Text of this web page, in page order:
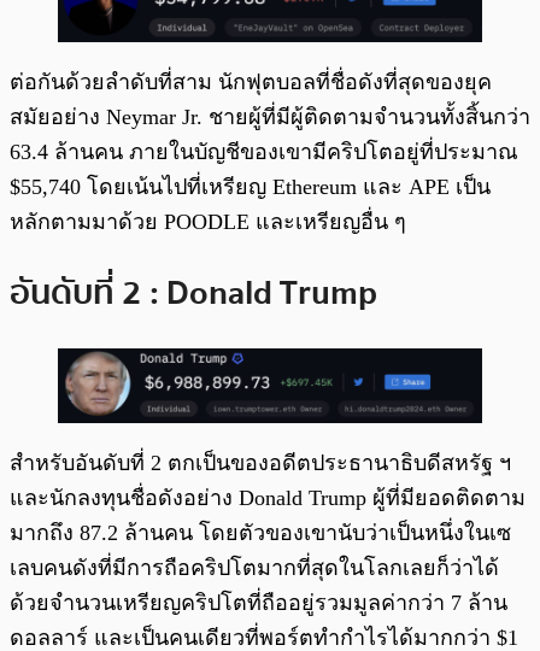
ต่อกันด้วยลำดับที่สาม นักฟุตบอลที่ชื่อดังที่สุดของยุค
สมัยอย่าง Neymar Jr. ชายผู้ที่มีผู้ติดตามจำนวนทั้งสิ้นกว่า
63.4 ล้านคน ภายในบัญชีของเขามีคริปโตอยู่ที่ประมาณ
$55,740 โดยเน้นไปที่เหรียญ Ethereum และ APE เป็น
หลักตามมาด้วย POODLE และเหรียญอื่น ๆ
อันดับที่ 2 : Donald Trump
สำหรับอันดับที่ 2 ตกเป็นของอดีตประธานาธิบดีสหรัฐ ฯ​
และนักลงทุนชื่อดังอย่าง Donald Trump ผู้ที่มียอดติดตาม
มากถึง 87.2 ล้านคน โดยตัวของเขานับว่าเป็นหนึ่งในเซ
เลบคนดังที่มีการถือคริปโตมากที่สุดในโลกเลยก็ว่าได้
ด้วยจำนวนเหรียญคริปโตที่ถืออยู่รวมมูลค่ากว่า 7 ล้าน
ดอลลาร์ และเป็นคนเดียวที่พอร์ตทำกำไรได้มากกว่า $1